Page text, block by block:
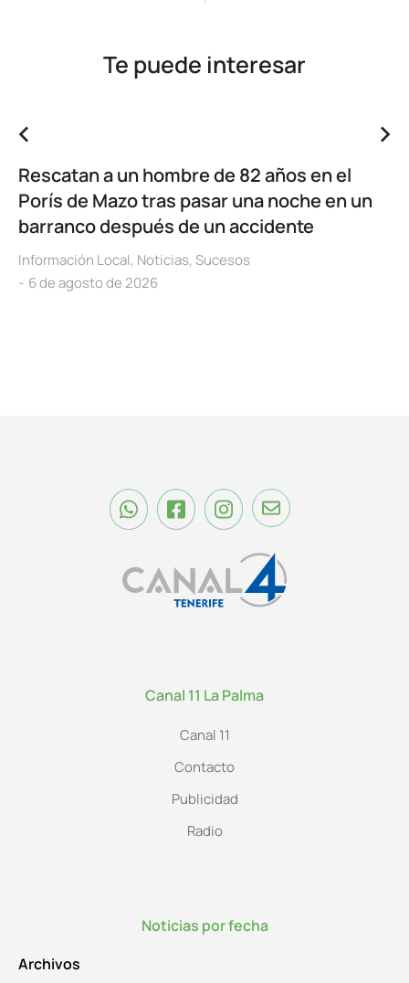
Te puede interesar
Rescatan a un hombre de 82 años en el
Porís de Mazo tras pasar una noche en un
barranco después de un accidente
Información Local, Noticias, Sucesos
6 de agosto de 2026
Canal 11 La Palma
Canal 11
Contacto
Publicidad
Radio
Noticias por fecha
Archivos